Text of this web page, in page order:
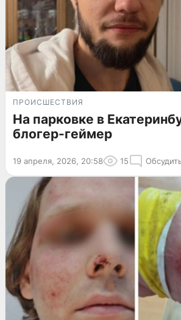
ПРОИСШЕСТВИЯ
На парковке в
блогер-геймер
19 апреля, 2026, 20:58 15